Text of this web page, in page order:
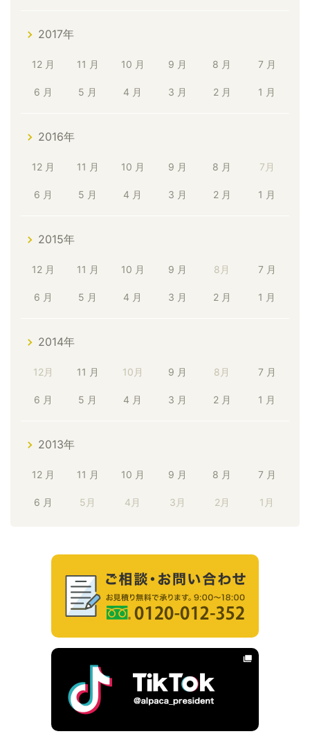
2017年
12 月 11 月 10 月 9 月 8 月 7 月
6 月 5 月 4 月 3 月 2 月 1 月
2016年
12 月 11 月 10 月 9 月 8 月 7月
6 月 5 月 4 月 3 月 2 月 1 月
2015年
12 月 11 月 10 月 9 月 8月 7 月
6 月 5 月 4 月 3 月 2 月 1 月
2014年
12月 11 月 10月 9 月 8月 7 月
6 月 5 月 4 月 3 月 2 月 1 月
2013年
12 月 11 月 10 月 9 月 8 月 7 月
6 月 5月 4月 3月 2月 1月